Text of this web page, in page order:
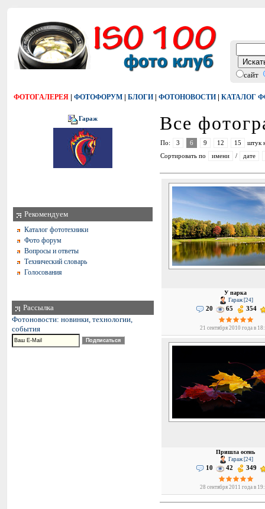
сайт
ФОТОГАЛЕРЕЯ | ФОТОФОРУМ | БЛОГИ | ФОТОНОВОСТИ | КАТАЛОГ
Гараж
Рекомендуем
Каталог фототехники
Фото форум
Вопросы и ответы
Технический словарь
Голосования
Рассылка
Фотоновости: новинки, технологии,
события
Все
По: 3 6 9 12 15
штук
Сортировать по
имени / дате
У парка
Гараж [24]
20 65 354
21 сентября 2010 года в
Пришла осень
Гараж [24]
10 42 349
28 сентября 2011 года в